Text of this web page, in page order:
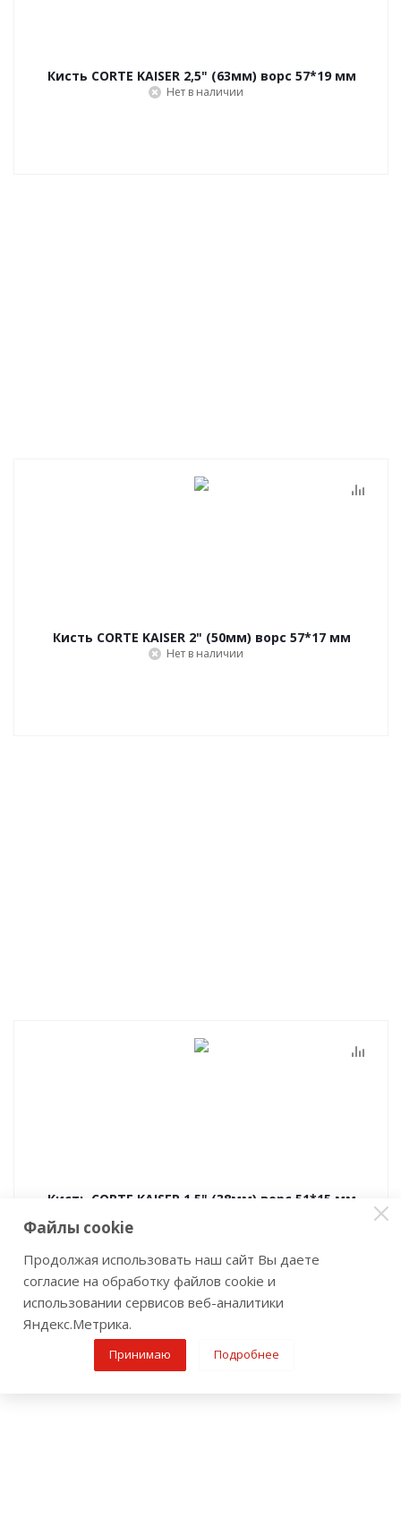
Кисть CORTE KAISER 2,5" (63мм) ворс 57*19 мм
Нет в наличии
Кисть CORTE KAISER 2" (50мм) ворс 57*17 мм
Нет в наличии
Кисть CORTE KAISER 1,5" (38мм) ворс 51*15 мм
Файлы cookie
Продолжая использовать наш сайт Вы даете
согласие на обработку файлов cookie и
использовании сервисов веб-аналитики
Яндекс.Метрика.
Принимаю Подробнее